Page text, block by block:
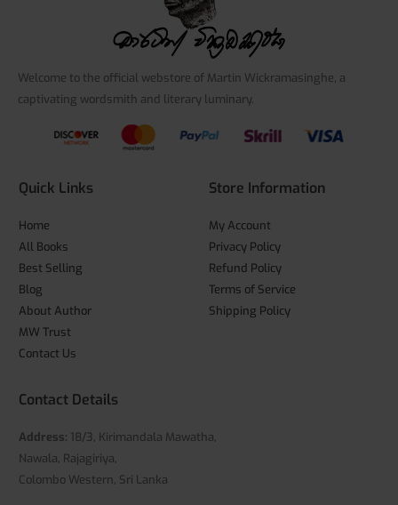
Welcome to the official webstore of Martin Wickramasinghe, a
captivating wordsmith and literary luminary.
Quick Links
Home
All Books
Best Selling
Blog
About Author
MW Trust
Contact Us
Store Information
My Account
Privacy Policy
Refund Policy
Terms of Service
Shipping Policy
Contact Details
Address: 18/3, Kirimandala Mawatha,
Nawala, Rajagiriya,
Colombo Western, Sri Lanka